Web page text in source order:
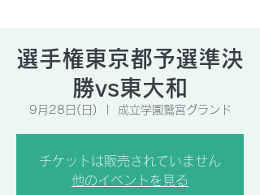
選手権東京都予選準決
勝vs東大和
9月28日(日) 成立学園鷲宮グランド
チケットは販売されていません
他のイベントを見る